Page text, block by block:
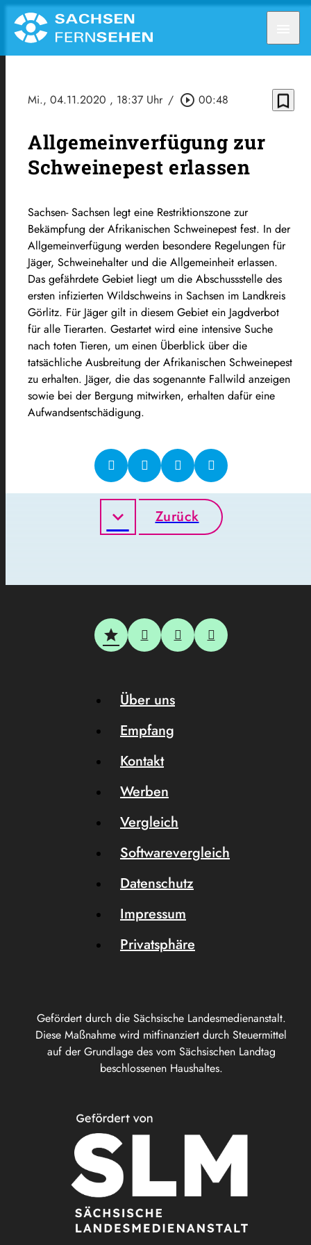
Mi., 04.11.2020 , 18:37 Uhr / play_circle_outline 00:48 bookmark_border
Allgemeinverfügung zur
Schweinepest erlassen
Sachsen- Sachsen legt eine Restriktionszone zur
Bekämpfung der Afrikanischen Schweinepest fest. In der
Allgemeinverfügung werden besondere Regelungen für
Jäger, Schweinehalter und die Allgemeinheit erlassen.
Das gefährdete Gebiet liegt um die Abschussstelle des
ersten infizierten Wildschweins in Sachsen im Landkreis
Görlitz. Für Jäger gilt in diesem Gebiet ein Jagdverbot
für alle Tierarten. Gestartet wird eine intensive Suche
nach toten Tieren, um einen Überblick über die
tatsächliche Ausbreitung der Afrikanischen Schweinepest
zu erhalten. Jäger, die das sogenannte Fallwild anzeigen
sowie bei der Bergung mitwirken, erhalten dafür eine
Aufwandsentschädigung.
Zurück
Gefördert durch die Sächsische Landesmedienanstalt.
Diese Maßnahme wird mitfinanziert durch Steuermittel
auf der Grundlage des vom Sächsischen Landtag
beschlossenen Haushaltes.
Über uns
Empfang
Kontakt
Werben
Vergleich
Softwarevergleich
Datenschutz
Impressum
Privatsphäre